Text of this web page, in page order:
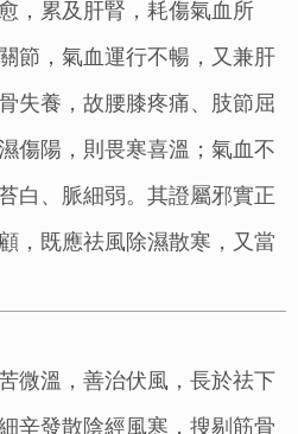
，累及肝腎，耗傷氣血所
節，氣血運行不暢，又兼肝
失養，故腰膝疼痛、肢節屈
傷陽，則畏寒喜溫；氣血不
白、脈細弱。其證屬邪實正
，既應祛風除濕散寒，又當
微溫，善治伏風，長於祛下
辛發散陰經風寒，搜剔筋骨